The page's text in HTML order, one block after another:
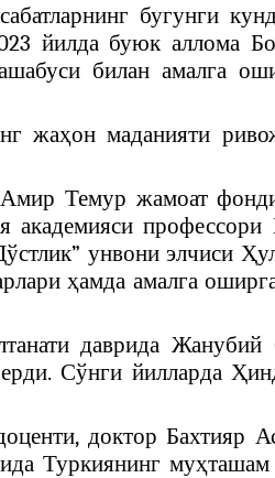
бугунги
йилда буюк аллома
билан амалга
жаҳон маданияти
Амир Темур жамоат
академияси
унвони элчиси
ҳамда амалга
даврида Жанубий
Сўнги йилларда
доктор Бахтияр
Туркиянинг